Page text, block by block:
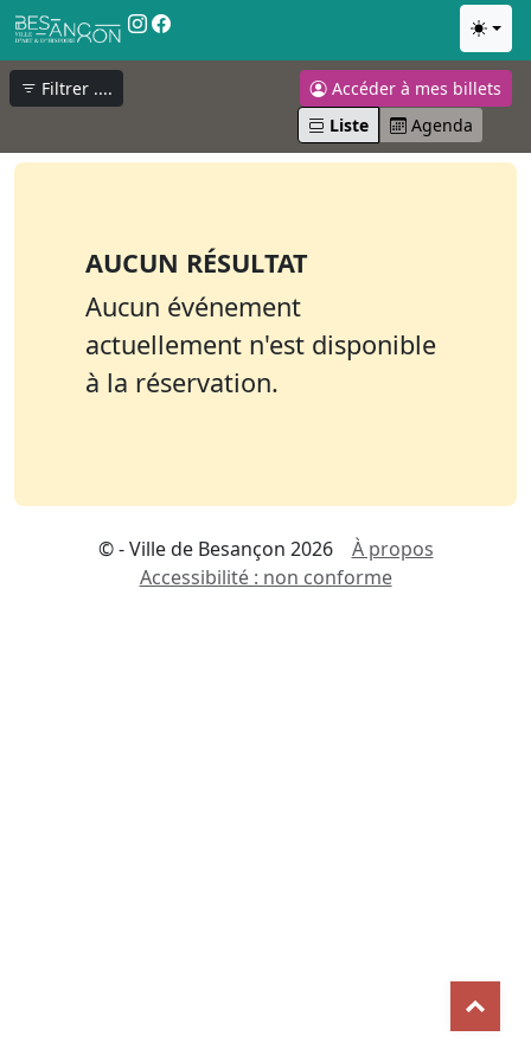
Aller au Contenu principal
Aller au Pied de page
Filtrer ....
Accéder à mes billets
Liste
Agenda
AUCUN RÉSULTAT
Aucun événement
actuellement n'est disponible
à la réservation.
© - Ville de Besançon 2026
À propos
Accessibilité : non conforme